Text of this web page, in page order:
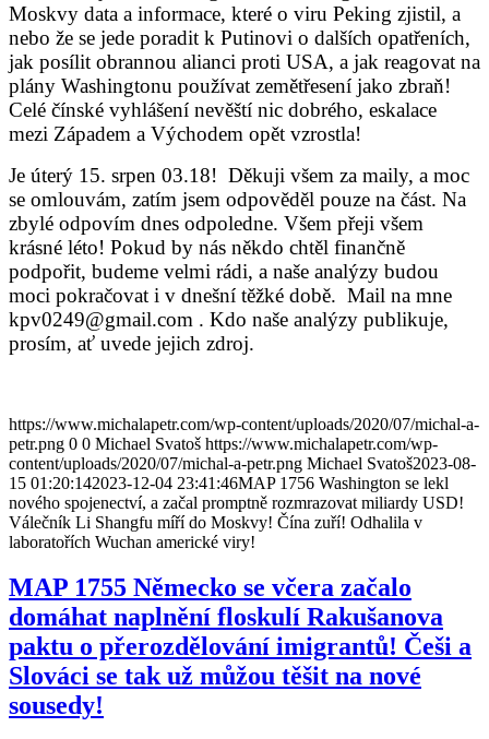
Moskvy data a informace, které o viru Peking zjistil, a
nebo že se jede poradit k Putinovi o dalších opatřeních,
jak posílit obrannou alianci proti USA, a jak reagovat na
plány Washingtonu používat zemětřesení jako zbraň!
Celé čínské vyhlášení nevěští nic dobrého, eskalace
mezi Západem a Východem opět vzrostla!
Je úterý 15. srpen 03.18! Děkuji všem za maily, a moc
se omlouvám, zatím jsem odpověděl pouze na část. Na
zbylé odpovím dnes odpoledne. Všem přeji všem
krásné léto! Pokud by nás někdo chtěl finančně
podpořit, budeme velmi rádi, a naše analýzy budou
moci pokračovat i v dnešní těžké době. Mail na mne
kpv0249@gmail.com . Kdo naše analýzy publikuje,
prosím, ať uvede jejich zdroj.
https://www.michalapetr.com/wp-content/uploads/2020/07/michal-a-
petr.png 0 0 Michael Svatoš https://www.michalapetr.com/wp-
content/uploads/2020/07/michal-a-petr.png Michael Svatoš2023-08-
15 01:20:142023-12-04 23:41:46MAP 1756 Washington se lekl
nového spojenectví, a začal promptně rozmrazovat miliardy USD!
Válečník Li Shangfu míří do Moskvy! Čína zuří! Odhalila v
laboratořích Wuchan americké viry!
MAP 1755 Německo se včera začalo
domáhat naplnění floskulí Rakušanova
paktu o přerozdělování imigrantů! Češi a
Slováci se tak už můžou těšit na nové
sousedy!